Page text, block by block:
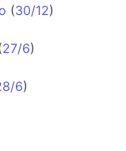
(30/12)
27/6)
6)